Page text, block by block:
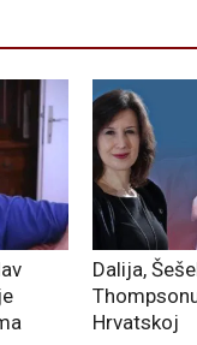
Dalija,
Hrvatskoj